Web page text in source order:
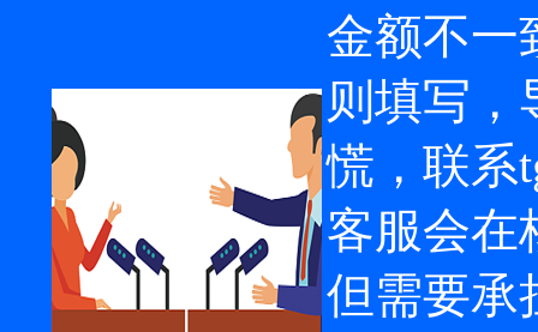
金额不一
则填写，
慌，联系
客服会在
但需要承